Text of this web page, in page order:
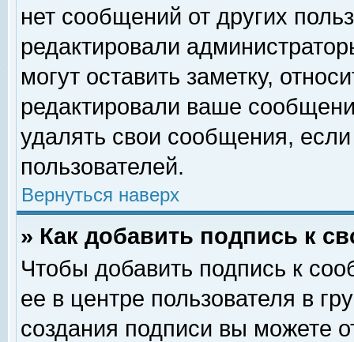
нет сообщений от других
редактировали
могут оставить заметку,
редактировали ваше
удалять свои сообщения,
пользователей.
Вернуться наверх
» Как добавить подпись к
Чтобы добавить подпись к
ее в центре пользователя в
создания подписи вы можете